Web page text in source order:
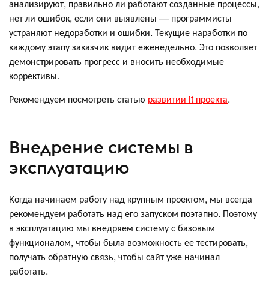
анализируют, правильно ли работают созданные процессы,
нет ли ошибок, если они выявлены — программисты
устраняют недоработки и ошибки. Текущие наработки по
каждому этапу заказчик видит еженедельно. Это позволяет
демонстрировать прогресс и вносить необходимые
коррективы.
Рекомендуем посмотреть статью развитии it проекта.
Внедрение системы в
эксплуатацию
Когда начинаем работу над крупным проектом, мы всегда
рекомендуем работать над его запуском поэтапно. Поэтому
в эксплуатацию мы внедряем систему с базовым
функционалом, чтобы была возможность ее тестировать,
получать обратную связь, чтобы сайт уже начинал
работать.